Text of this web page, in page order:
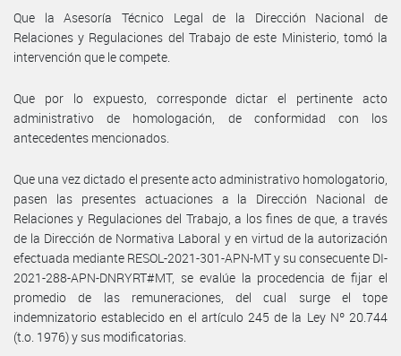
Que la Asesoría Técnico Legal de la Dirección Nacional de
Relaciones y Regulaciones del Trabajo de este Ministerio, tomó la
intervención que le compete.
Que por lo expuesto, corresponde dictar el pertinente acto
administrativo de homologación, de conformidad con los
antecedentes mencionados.
Que una vez dictado el presente acto administrativo homologatorio,
pasen las presentes actuaciones a la Dirección Nacional de
Relaciones y Regulaciones del Trabajo, a los fines de que, a través
de la Dirección de Normativa Laboral y en virtud de la autorización
efectuada mediante RESOL-2021-301-APN-MT y su consecuente DI-
2021-288-APN-DNRYRT#MT, se evalúe la procedencia de fijar el
promedio de las remuneraciones, del cual surge el tope
indemnizatorio establecido en el artículo 245 de la Ley Nº 20.744
(t.o. 1976) y sus modificatorias.